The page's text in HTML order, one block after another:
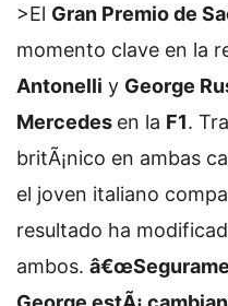
>El Gran Premio de
momento clave en la
Antonelli y George
Mercedes en la F1.
britÃ¡nico en ambas
el joven italiano
resultado ha
ambos.